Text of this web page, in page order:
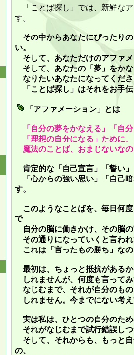
「ことば探し」では、新鮮な
す。
その中からあなたにぴったり
い。
そして、あなただけのアファ
そして、あなたの「夢」をか
なりたいあなたになってくだ
「ことば探し」はそれをお手
「アファメーション」とは
「自分の夢をかなえる」「自
「理想の自分になる」ために
魔法のことば、おまじないな
肯定的な「自己宣言」「誓い
「心からの強い思い」「自己
す。
このようなことばを、毎日何
で
自分の脳に働きかけ、その脳
その通りになっていくと言わ
これは「言ったもの勝ち」な
最初は、ちょっと抵抗がある
しれませんが、何度も言って
なじむまで、それが自分のも
しれません。今までにない考
実は私は、ひとつの自分のた
それがなじむまで試行錯誤し
そして、それからも、もっと
の、